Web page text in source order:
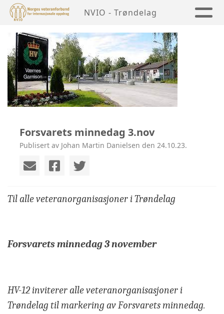
NVIO - Trøndelag
Forsvarets minnedag 3.nov
Publisert av Johan Martin Danielsen den 24.10.23.
Til alle veteranorganisasjoner i Trøndelag
Forsvarets minnedag 3 november
HV-12 invitereralle veteranorganisasjoner i
Trøndelag til markering av Forsvarets minnedag.